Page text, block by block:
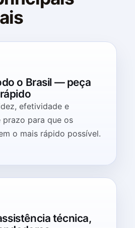
o Brasil — peça
efetividade e
para que os
o mais rápido possível.
técnica,